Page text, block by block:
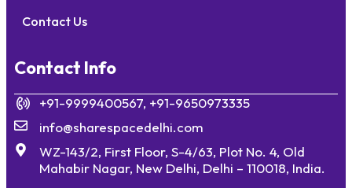
Contact Us
Contact Info
+91-9999400567, +91-9650973335
info@sharespacedelhi.com
WZ-143/2, First Floor, S-4/63, Plot No. 4, Old
Mahabir Nagar, New Delhi, Delhi – 110018, India.